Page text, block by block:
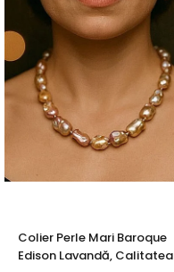
Colier Perle Mari Baroque
Edison Lavandă, Calitatea